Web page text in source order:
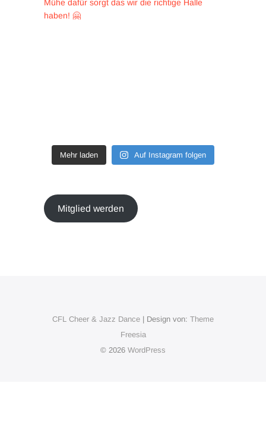
Mehr laden Auf Instagram folgen
Mitglied werden
CFL Cheer & Jazz Dance | Design von: Theme
Freesia
© 2026 WordPress